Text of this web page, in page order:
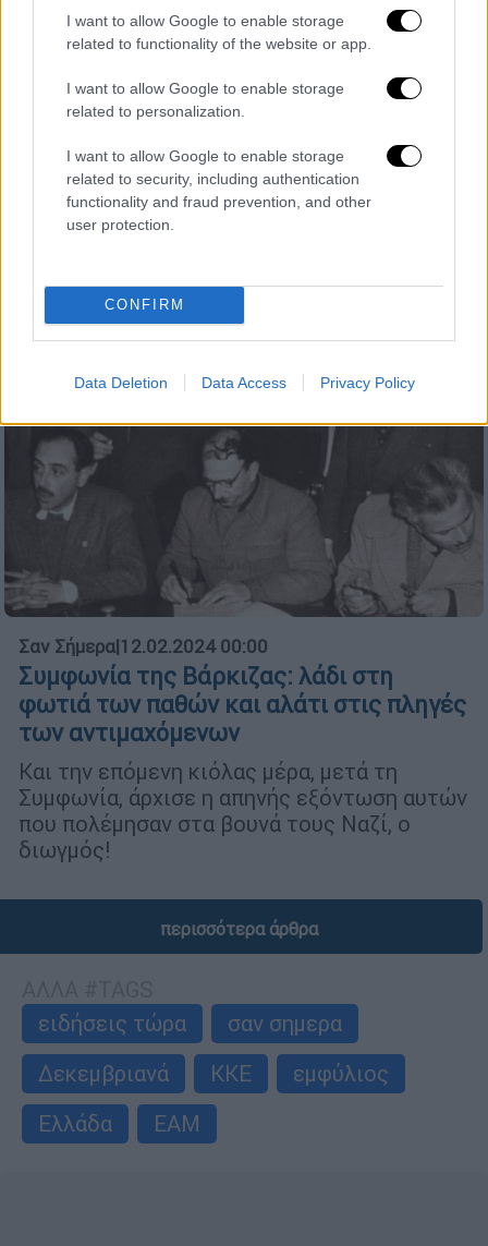
I want to allow Google to enable storage
related to functionality of the website or app.
I want to allow Google to enable storage
related to personalization.
I want to allow Google to enable storage
related to security, including authentication
functionality and fraud prevention, and other
user protection.
CONFIRM
Data Deletion Data Access Privacy Policy
Σαν Σήμερα|20.03.2024 00:00
«Ήταν κομμουνιστής κι έπρεπε να τον
σκοτώσω»: η κυνική δικαιολογία του
φονιά του Γιάννη Ζεύγου που έπεισε
μόνο τους δικαστές…
Ήταν μια μέρα σαν σήμερα, 20 Μαρτίου του
1947, όταν ο Γιάννης Ζεύγος, βετεράνος
κομμουνιστής, εξέχων στέλεχος του ΚΚΕ,
Σαν Σήμερα|12.02.2024 00:00
Συμφωνία της Βάρκιζας: λάδι στη
φωτιά των παθών και αλάτι στις πληγές
των αντιμαχόμενων
Και την επόμενη κιόλας μέρα, μετά τη
Συμφωνία, άρχισε η απηνής εξόντωση αυτών
που πολέμησαν στα βουνά τους Ναζί, ο
διωγμός!
περισσότερα άρθρα
ειδήσεις τώρα
σαν σημερα
Δεκεμβριανά
ΚΚΕ
εμφύλιος
Ελλάδα
ΕΑΜ